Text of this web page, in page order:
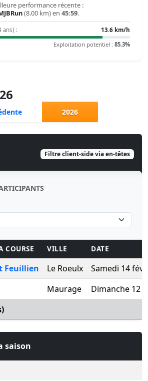
performance récente :
(8.00 km) en 45:59.
ans) :
13.6 km/h
Exploitation potentiel : 85.3%
2026
Filtre client-side via en-têtes
COURSE VILLE DATE
Feuillien Le Roeulx
Samedi 14
Maurage
Dimanche 12
saison